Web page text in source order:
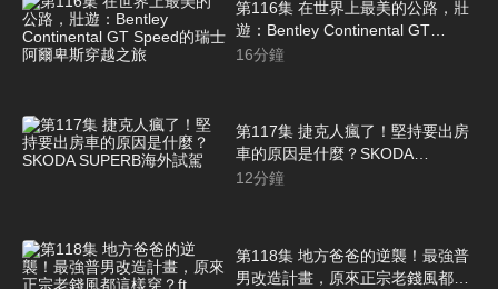
第116集 在世界上最美的公路，壯
遊：Bentley Continental GT
Speed的瑞士阿爾卑斯穿越之旅
16分鐘
第117集 捷克人瘋了！堅持要出房
車的原因是什麼？SKODA
SUPERB海外試駕
12分鐘
第118集 地方爸爸的逆襲！最強普
男改造計畫，原來正宗老錢風都這